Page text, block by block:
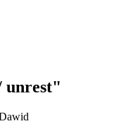
unrest"